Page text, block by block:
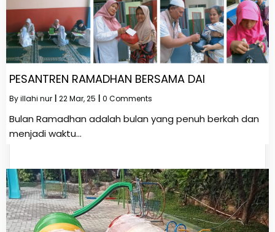
PESANTREN RAMADHAN BERSAMA DAI
Byillahi nur 22Mar, 25 0 Comments
Bulan Ramadhan adalah bulan yang penuh berkah dan
menjadi waktu…